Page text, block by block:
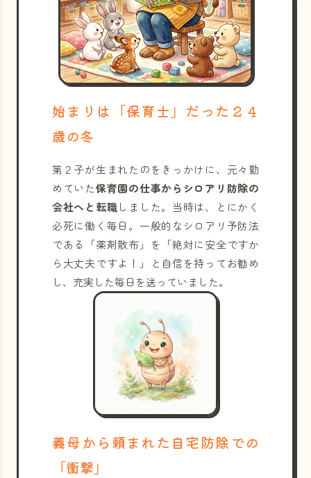
始まりは「保育士」だった２４
歳の冬
第２子が生まれたのをきっかけに、元々勤
めていた保育園の仕事からシロアリ防除の
会社へと転職しました。当時は、とにかく
必死に働く毎日。一般的なシロアリ予防法
である「薬剤散布」を「絶対に安全ですか
ら大丈夫ですよ！」と自信を持ってお勧め
し、充実した毎日を送っていました。
義母から頼まれた自宅防除での
「衝撃」